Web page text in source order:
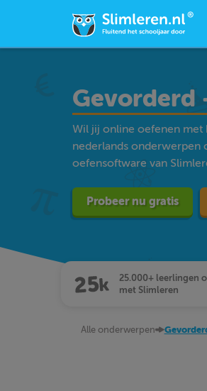
Gevorderd
Wil jij online oefenen met
nederlands onderwerpen
oefensoftware van
Probeer nu gratis
25.000+ leerlingen
met Slimleren
Alle onderwerpen